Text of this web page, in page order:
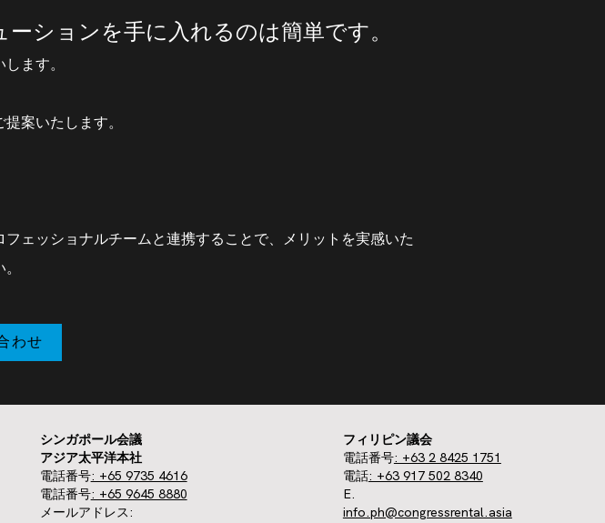
ションを手に入れるのは簡単です。
ます。
案いたします。
ェッショナルチームと連携することで、メリットを実感いた
わせ
シンガポール会議
アジア太平洋本社
電話番号: +65 9735 4616
電話番号: +65 9645 8880
メールアドレス:
フィリピン議会
電話番号: +63 2 8425 1751
電話: +63 917 502 8340
E.
info.ph@congressrental.asia